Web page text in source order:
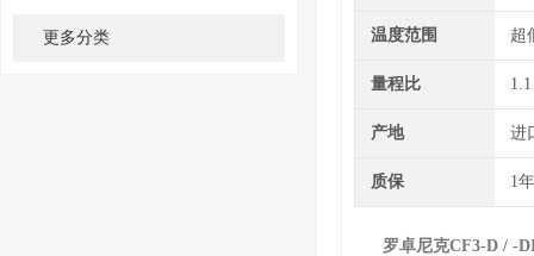
更多分类 温度范围 超
量程比 1.1
产地 进
质保 1
罗卓尼克CF3-D / -